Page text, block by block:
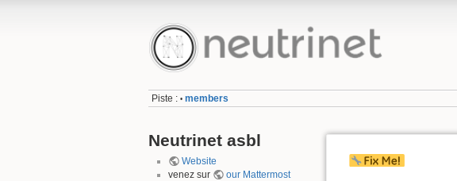
Piste : • members
Neutrinet asbl
Website
venez sur
our Mattermost